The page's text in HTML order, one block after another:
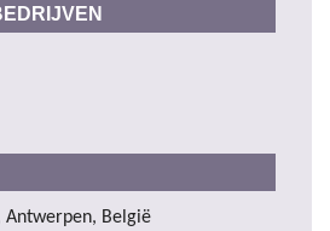
Antwerpen, België